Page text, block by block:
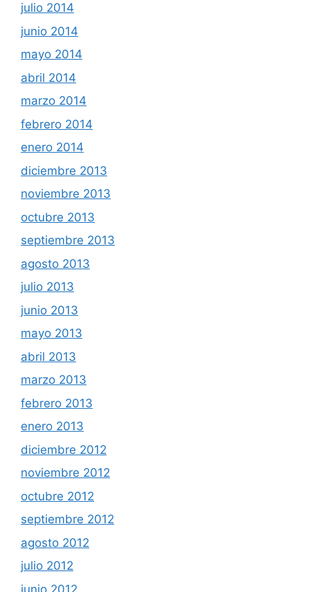
julio 2014
junio 2014
mayo 2014
abril 2014
marzo 2014
febrero 2014
enero 2014
diciembre 2013
noviembre 2013
octubre 2013
septiembre 2013
agosto 2013
julio 2013
junio 2013
mayo 2013
abril 2013
marzo 2013
febrero 2013
enero 2013
diciembre 2012
noviembre 2012
octubre 2012
septiembre 2012
agosto 2012
julio 2012
junio 2012